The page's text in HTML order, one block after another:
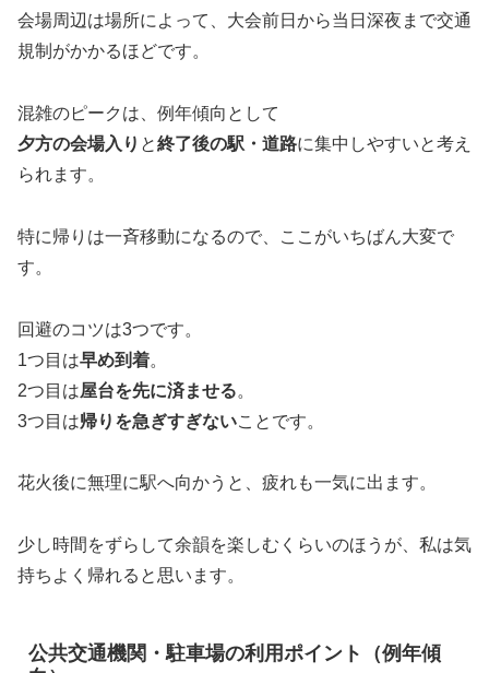
会場周辺は場所によって、大会前日から当日深夜まで交通
規制がかかるほどです。
混雑のピークは、例年傾向として
夕方の会場入り と終了後の駅・道路に集中しやすいと考え
られます。
特に帰りは一斉移動になるので、ここがいちばん大変で
す。
回避のコツは3つです。
1つ目は早め到着。
2つ目は屋台を先に済ませる。
3つ目は帰りを急ぎすぎないことです。
花火後に無理に駅へ向かうと、疲れも一気に出ます。
少し時間をずらして余韻を楽しむくらいのほうが、私は気
持ちよく帰れると思います。
公共交通機関・駐車場の利用ポイント（例年傾